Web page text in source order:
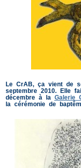
Le CrAB, ça vient de
septembre 2010. Elle
décembre à la Galerie
la cérémonie de